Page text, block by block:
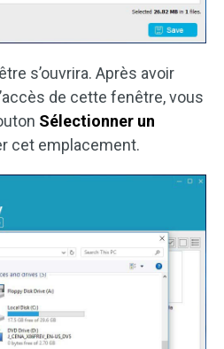
s’ouvrira. Après avoir
de cette fenêtre, vous
Sélectionner un
cet emplacement.